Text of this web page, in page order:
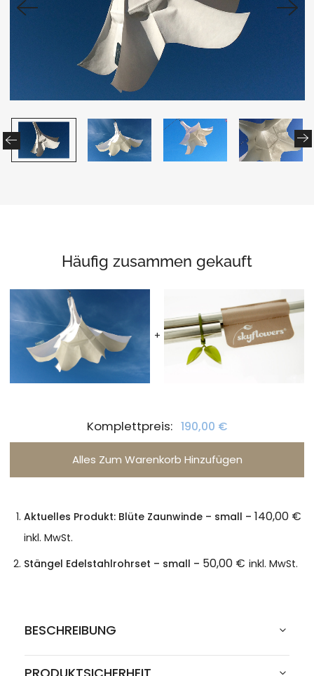
Häufig zusammen gekauft
+
Komplettpreis: 190,00 €
Alles Zum Warenkorb Hinzufügen
Aktuelles Produkt: Blüte Zaunwinde – small – 140,00 €
inkl. MwSt.
Stängel Edelstahlrohrset – small – 50,00 € inkl. MwSt.
BESCHREIBUNG